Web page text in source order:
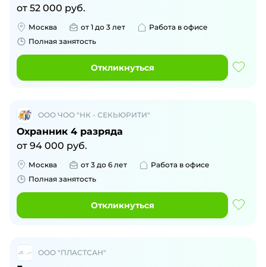
от 52 000 руб.
Москва от 1 до 3 лет
Работа в офисе
Полная занятость
Откликнуться
ООО ЧОО "НК - СЕКЬЮРИТИ"
Охранник 4 разряда
от 94 000 руб.
Москва от 3 до 6 лет
Работа в офисе
Полная занятость
Откликнуться
ООО "ПЛАСТСАН"